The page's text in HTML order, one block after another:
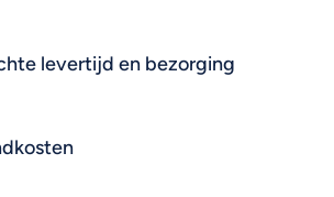
levertijd en bezorging